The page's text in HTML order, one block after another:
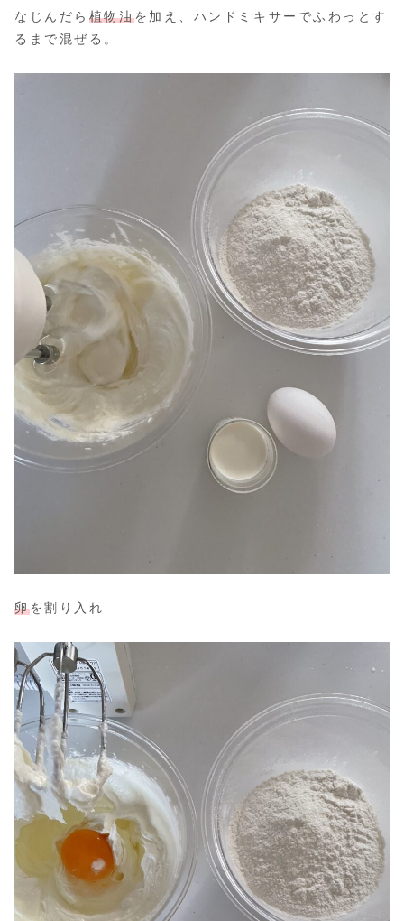
なじんだら 植物油を加え、ハンドミキサーでふわっとす
るまで混ぜる。
卵を割り入れ